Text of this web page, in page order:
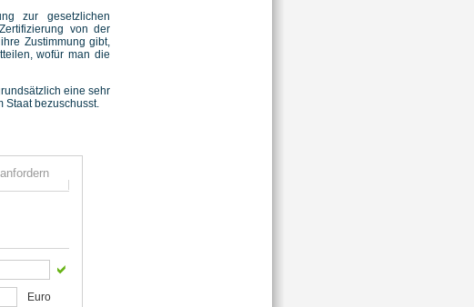
zur gesetzlichen
von der
Zustimmung gibt,
wofür man die
eine sehr
Staat bezuschusst.